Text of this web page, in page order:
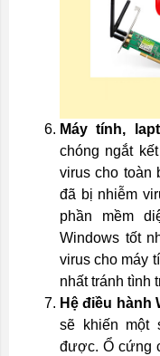
Máy tính,
chóng ngắt
virus cho toàn
đã bị nhiễm
phần mềm
Windows tốt
virus cho máy
nhất tránh tình
Hệ điều hành
sẽ khiến một
được. Ổ cứng